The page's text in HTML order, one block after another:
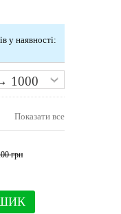
у наявності:
Показати все
грн